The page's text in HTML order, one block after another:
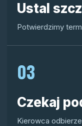
Ustal
Potwierdzimy
03
Czekaj
Kierowca